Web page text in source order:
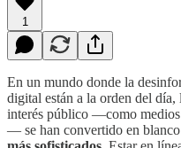
1
En un mundo donde la
digital están a la orden del
interés público —como
— se han convertido en